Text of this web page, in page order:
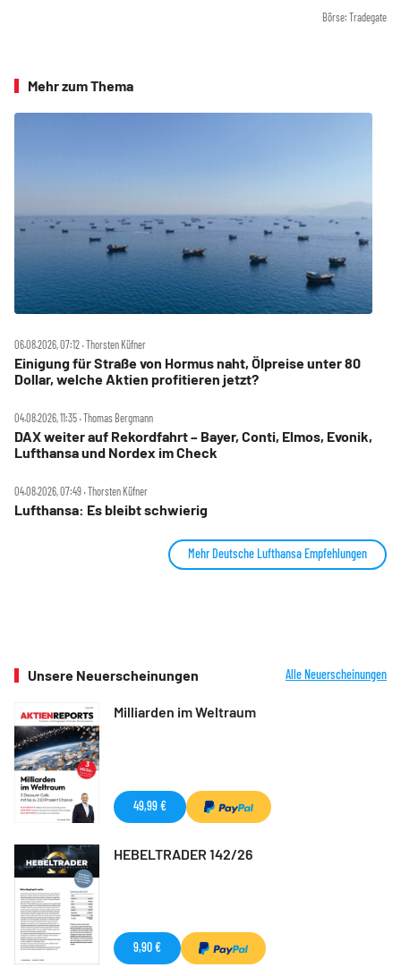
Börse: Tradegate
Mehr zum Thema
06.08.2026, 07:12 ‧ Thorsten Küfner
Einigung für Straße von Hormus naht, Ölpreise unter 80
Dollar, welche Aktien profitieren jetzt?
04.08.2026, 11:35 ‧ Thomas Bergmann
DAX weiter auf Rekordfahrt – Bayer, Conti, Elmos, Evonik,
Lufthansa und Nordex im Check
04.08.2026, 07:49 ‧ Thorsten Küfner
Lufthansa: Es bleibt schwierig
Mehr Deutsche Lufthansa Empfehlungen
Unsere Neuerscheinungen Alle Neuerscheinungen
Milliarden im Weltraum
49,99 €
HEBELTRADER 142/26
9,90 €